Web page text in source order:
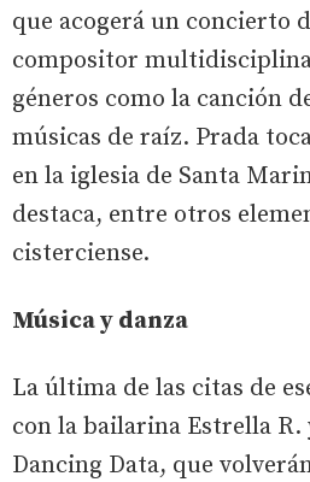
que acogerá un concierto
compositor
géneros como la canción
músicas de raíz. Prada
en la iglesia de Santa
destaca, entre otros
cisterciense.
Música y danza
La última de las citas de
con la bailarina Estrella
Dancing Data, que